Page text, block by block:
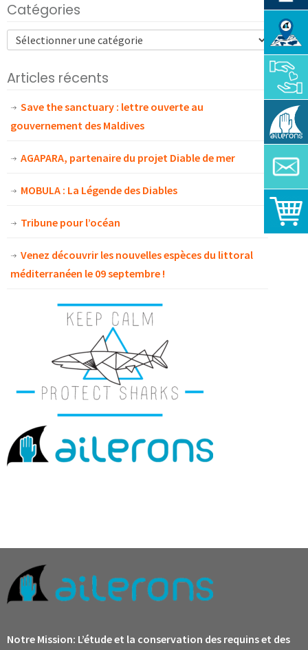
Catégories
Articles récents
Save the sanctuary : lettre ouverte au
gouvernement des Maldives
AGAPARA, partenaire du projet Diable de mer
MOBULA : La Légende des Diables
Tribune pour l’océan
Venez découvrir les nouvelles espèces du littoral
méditerranéen le 09 septembre !
Notre Mission: L’étude et la conservation des requins et des